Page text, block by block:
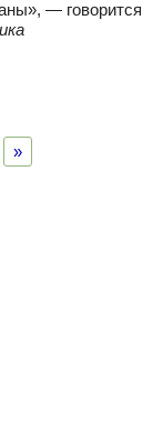
— говорится
»